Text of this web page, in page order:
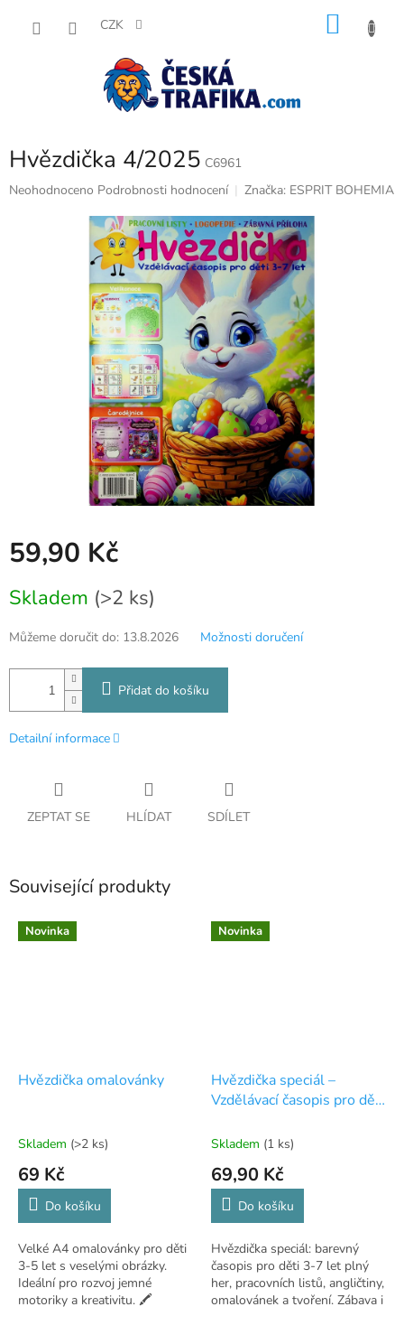
CZK
Hvězdička 4/2025 C6961
Průměrné
Neohodnoceno Podrobnosti hodnocení Značka: ESPRIT BOHEMIA
59,90 Kč
cena:
Skladem (>2 ks)
Můžeme doručit do: 13.8.2026 Možnosti doručení
Přidat do košíku
Detailní informace
ZEPTAT SE HLÍDAT SDÍLET
Související produkty
Novinka
Hvězdička omalovánky
Skladem (>2 ks)
69 Kč
Do košíku
Velké A4 omalovánky pro děti
3-5 let s veselými obrázky.
Ideální pro rozvoj jemné
motoriky a kreativitu. 🖍️
Novinka
Hvězdička speciál –
Vzdělávací časopis pro děti
Skladem (1 ks)
69,90 Kč
Do košíku
Hvězdička speciál: barevný
časopis pro děti 3-7 let plný
her, pracovních listů, angličtiny,
omalovánek a tvoření. Zábava i